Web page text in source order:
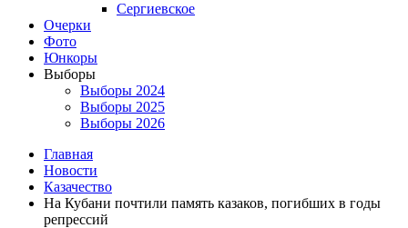
Сергиевское
Очерки
Фото
Юнкоры
Выборы
Выборы 2024
Выборы 2025
Выборы 2026
Главная
Новости
Казачество
На Кубани почтили память казаков, погибших в годы
репрессий